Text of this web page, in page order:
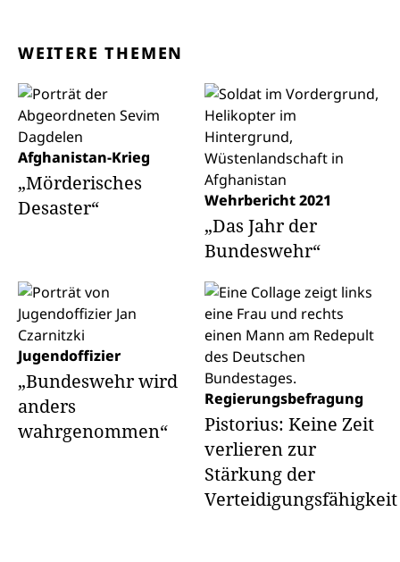
WEITERE THEMEN
Afghanistan-Krieg
„Mörderisches
Desaster“
Wehrbericht 2021
„Das Jahr der
Bundeswehr“
Jugendoffizier
„Bundeswehr wird
anders
wahrgenommen“
Regierungsbefragung
Pistorius: Keine Zeit
ver­lieren zur
Stärkung der
Verteidigungsfähigkeit